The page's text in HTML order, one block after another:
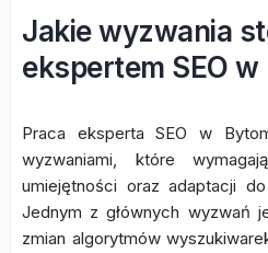
Jakie wyzwania
ekspertem SEO w
Praca eksperta SEO w
wyzwaniami, które
umiejętności oraz adaptacji
Jednym z głównych wyzwań
zmian algorytmów